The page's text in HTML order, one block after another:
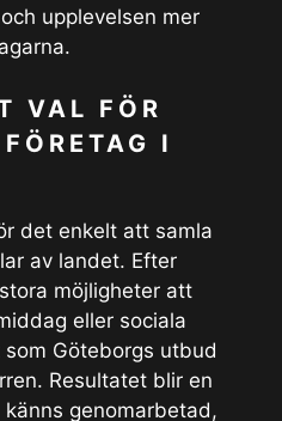
upplevelsen mer
VAL FÖR
I
det enkelt att samla
av landet. Efter
möjligheter att
eller sociala
Göteborgs utbud
Resultatet blir en
genomarbetad,